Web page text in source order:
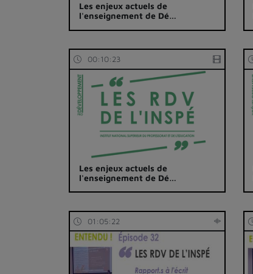
Les enjeux actuels de
l'enseignement de Dé…
00:10:23
Les enjeux actuels de
l'enseignement de Dé…
01:05:22